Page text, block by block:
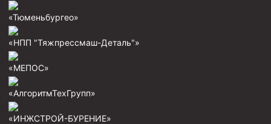
«Тюменьбургео»
«НПП "Тяжпрессмаш-Деталь"»
«МЕПОС»
«АлгоритмТехГрупп»
«ИНЖСТРОЙ-БУРЕНИЕ»